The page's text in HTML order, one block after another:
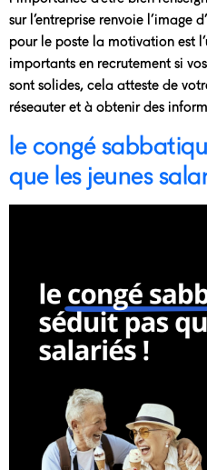
sur l’entreprise renvoie l’image
pour le poste la motivation est
importants en recrutement si
sont solides, cela atteste de
réseauter et à obtenir des
le congé
que les jeunes